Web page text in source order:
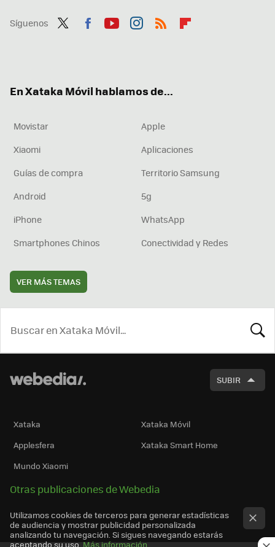
Síguenos
En Xataka Móvil hablamos de...
Movistar
Apple
Xiaomi
Aplicaciones
Guías de compra
Territorio Samsung
Android
5g
iPhone
WhatsApp
Smartphones Chinos
Conectividad y Redes
VER MÁS TEMAS
SUBIR
Xataka
Xataka Móvil
Applesfera
Xataka Smart Home
Mundo Xiaomi
Otras publicaciones de Webedia
Utilizamos cookies de terceros para generar estadísticas
de audiencia y mostrar publicidad personalizada
analizando tu navegación. Si sigues navegando estarás
aceptando su uso. Más información